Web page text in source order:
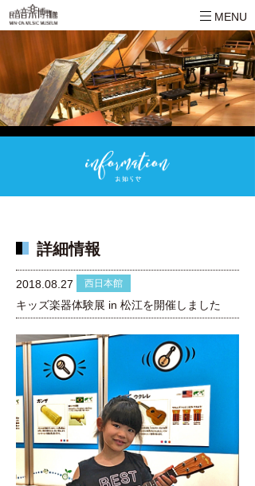
MENU
詳細情報
2018.08.27 西日本館
キッズ楽器体験展 in 松江を開催しました